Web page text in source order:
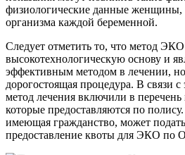
физиологические данные женщины,
организма каждой беременной.
Следует отметить то, что метод
высокотехнологическую основу и
эффективным методом в лечении,
дорогостоящая процедура. В связи с
метод лечения включили в
которые предоставляются по
имеющая гражданство, может
предоставление квоты для ЭКО по